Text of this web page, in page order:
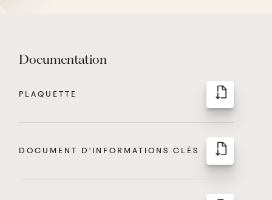
Documentation
PLAQUETTE
DOCUMENT D'INFORMATIONS CLÉS